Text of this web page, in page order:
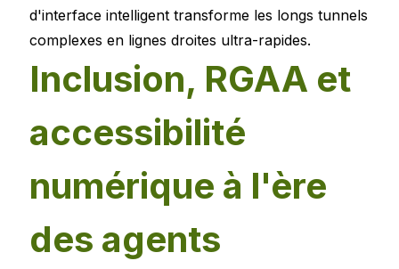
d'interface intelligent transforme les longs tunnels
complexes en lignes droites ultra-rapides.
Inclusion, RGAA et
accessibilité
numérique à l'ère
des agents